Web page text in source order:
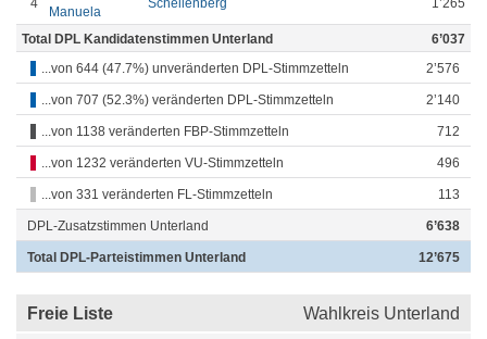
4
Manuela
Schellenberg 1’265
Total DPL Kandidatenstimmen Unterland
6’037
...von 644 (47.7%) unveränderten DPL-Stimmzetteln
2’576
...von 707 (52.3%) veränderten DPL-Stimmzetteln 2’140
...von 1138 veränderten FBP-Stimmzetteln 712
...von 1232 veränderten VU-Stimmzetteln 496
...von 331 veränderten FL-Stimmzetteln 113
DPL-Zusatzstimmen Unterland 6’638
Total DPL-Parteistimmen Unterland 12’675
Freie Liste Wahlkreis Unterland